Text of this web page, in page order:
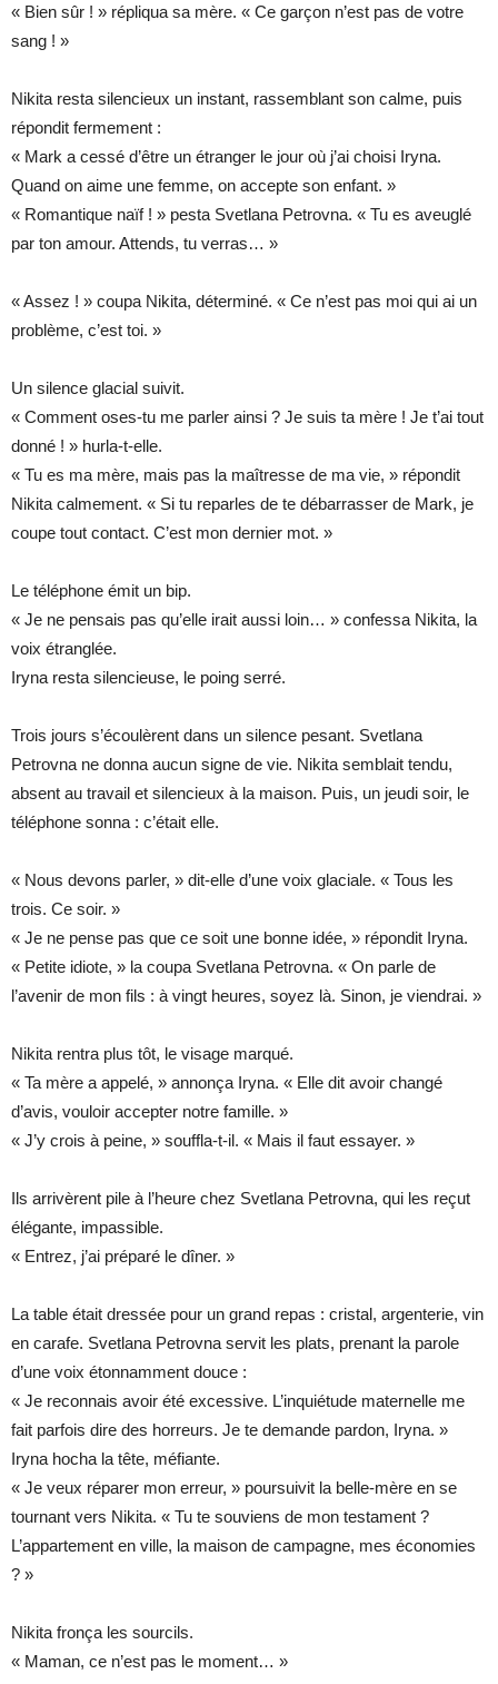
« Bien sûr ! » répliqua sa mère. « Ce garçon n’est pas de votre
sang ! »
Nikita resta silencieux un instant, rassemblant son calme, puis
répondit fermement :
« Mark a cessé d’être un étranger le jour où j’ai choisi Iryna.
Quand on aime une femme, on accepte son enfant. »
« Romantique naïf ! » pesta Svetlana Petrovna. « Tu es aveuglé
par ton amour. Attends, tu verras… »
« Assez ! » coupa Nikita, déterminé. « Ce n’est pas moi qui ai un
problème, c’est toi. »
Un silence glacial suivit.
« Comment oses-tu me parler ainsi ? Je suis ta mère ! Je t’ai tout
donné ! » hurla-t-elle.
« Tu es ma mère, mais pas la maîtresse de ma vie, » répondit
Nikita calmement. « Si tu reparles de te débarrasser de Mark, je
coupe tout contact. C’est mon dernier mot. »
Le téléphone émit un bip.
« Je ne pensais pas qu’elle irait aussi loin… » confessa Nikita, la
voix étranglée.
Iryna resta silencieuse, le poing serré.
Trois jours s’écoulèrent dans un silence pesant. Svetlana
Petrovna ne donna aucun signe de vie. Nikita semblait tendu,
absent au travail et silencieux à la maison. Puis, un jeudi soir, le
téléphone sonna : c’était elle.
« Nous devons parler, » dit-elle d’une voix glaciale. « Tous les
trois. Ce soir. »
« Je ne pense pas que ce soit une bonne idée, » répondit Iryna.
« Petite idiote, » la coupa Svetlana Petrovna. « On parle de
l’avenir de mon fils : à vingt heures, soyez là. Sinon, je viendrai. »
Nikita rentra plus tôt, le visage marqué.
« Ta mère a appelé, » annonça Iryna. « Elle dit avoir changé
d’avis, vouloir accepter notre famille. »
« J’y crois à peine, » souffla-t-il. « Mais il faut essayer. »
Ils arrivèrent pile à l’heure chez Svetlana Petrovna, qui les reçut
élégante, impassible.
« Entrez, j’ai préparé le dîner. »
La table était dressée pour un grand repas : cristal, argenterie, vin
en carafe. Svetlana Petrovna servit les plats, prenant la parole
d’une voix étonnamment douce :
« Je reconnais avoir été excessive. L’inquiétude maternelle me
fait parfois dire des horreurs. Je te demande pardon, Iryna. »
Iryna hocha la tête, méfiante.
« Je veux réparer mon erreur, » poursuivit la belle-mère en se
tournant vers Nikita. « Tu te souviens de mon testament ?
L’appartement en ville, la maison de campagne, mes économies
? »
Nikita fronça les sourcils.
« Maman, ce n’est pas le moment… »